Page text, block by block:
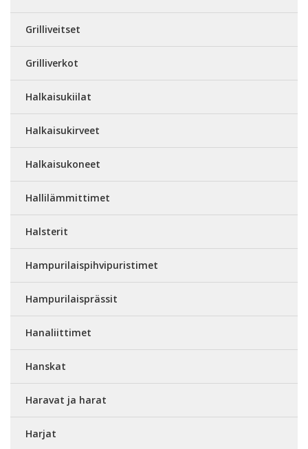
Grilliveitset
Grilliverkot
Halkaisukiilat
Halkaisukirveet
Halkaisukoneet
Hallilämmittimet
Halsterit
Hampurilaispihvipuristimet
Hampurilaisprässit
Hanaliittimet
Hanskat
Haravat ja harat
Harjat